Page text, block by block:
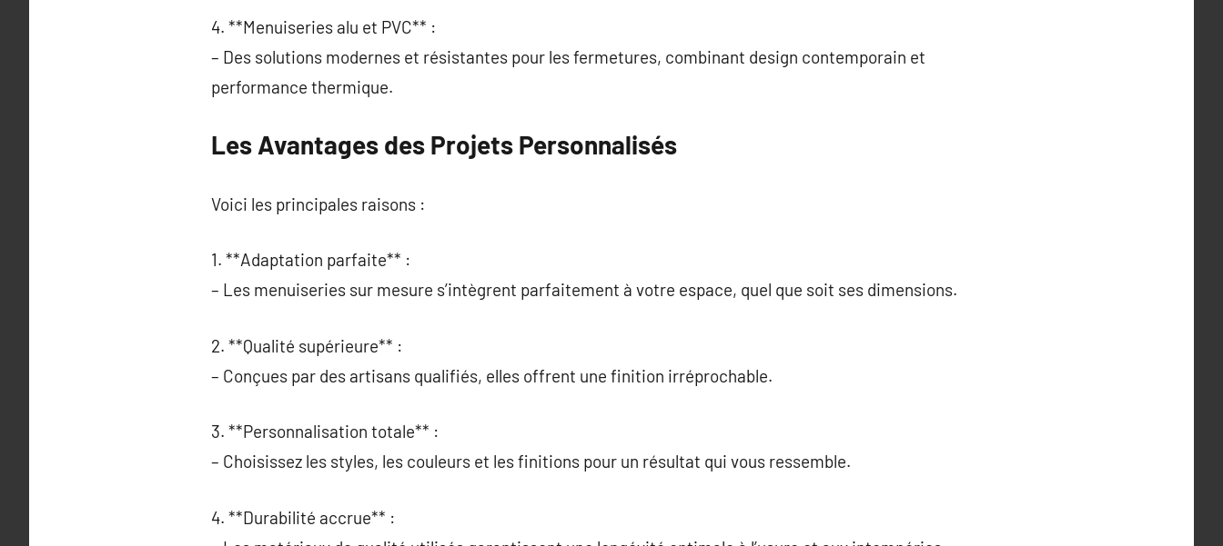
4. **Menuiseries alu et PVC** :
– Des solutions modernes et résistantes pour les fermetures, combinant design contemporain et
performance thermique.
Les Avantages des Projets Personnalisés
Voici les principales raisons :
1. **Adaptation parfaite** :
– Les menuiseries sur mesure s’intègrent parfaitement à votre espace, quel que soit ses dimensions.
2. **Qualité supérieure** :
– Conçues par des artisans qualifiés, elles offrent une finition irréprochable.
3. **Personnalisation totale** :
– Choisissez les styles, les couleurs et les finitions pour un résultat qui vous ressemble.
4. **Durabilité accrue** :